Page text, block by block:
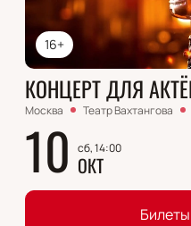
16+
КОНЦЕРТ ДЛЯ
Москва Театр Вахтангова
10 сб, 14:00
ОКТ